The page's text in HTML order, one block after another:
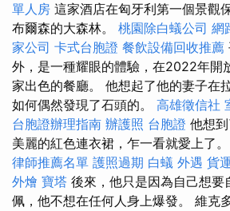
單人房 這家酒店在匈牙利第一個景觀
布爾森的大森林。 桃園除白蟻公司 網
家公司 卡式台胞證 餐飲設備回收推薦
外，是一種耀眼的體驗，在2022年開
家出色的餐廳。 他想起了他的妻子在
如何偶然發現了石頭的。 高雄徵信社
台胞證辦理指南 辦護照 台胞證 他想
美麗的紅色連衣裙，乍一看就愛上了。
律師推薦名單 護照過期 白蟻 外遇 貨
外燴 寶塔 後來，他只是因為自己想要
佩，他不想在任何人身上爆發。 維克